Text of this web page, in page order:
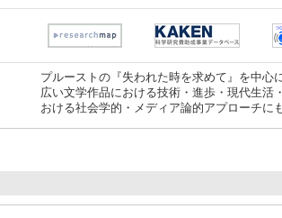
プルーストの『失われた時を求めて』を中心
広い文学作品における技術・進歩・現代生活
おける社会学的・メディア論的アプローチに